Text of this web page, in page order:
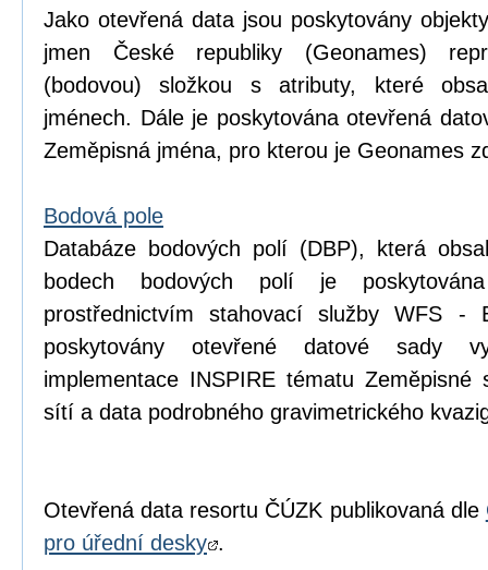
Jako otevřená data jsou poskytovány
jmen České republiky (Geonames)
(bodovou) složkou s atributy, které
jménech. Dále je poskytována otevřená
Zeměpisná jména, pro kterou je Geonames
Bodová pole
Databáze bodových polí (DBP), která
bodech bodových polí je
prostřednictvím stahovací služby WFS -
poskytovány otevřené datové sady
implementace INSPIRE tématu Zeměpisné
sítí a data podrobného gravimetrického
Otevřená data resortu ČÚZK publikovaná dle
pro úřední desky .